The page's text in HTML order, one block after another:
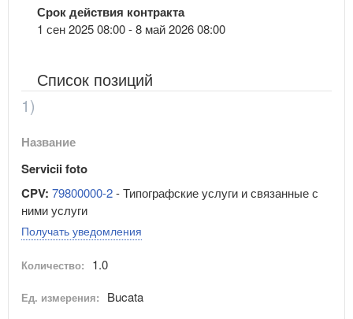
Срок действия контракта
1 сен 2025 08:00 - 8 май 2026 08:00
Список позиций
1)
Название
Servicii foto
CPV: 79800000-2- Типографские услуги и связанные с
ними услуги
Получать уведомления
Количество: 1.0
Ед. измерения: Bucata